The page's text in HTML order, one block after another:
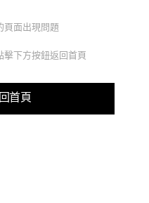
頁面出現問題
擊下方按鈕返回首頁
首頁